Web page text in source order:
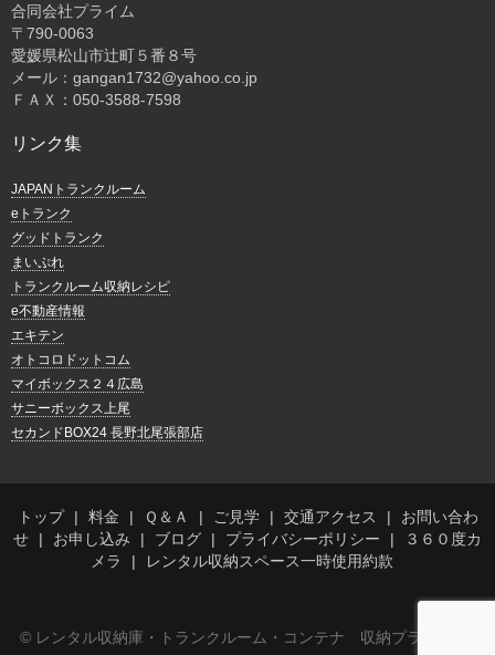
合同会社プライム
〒 790-0063
愛媛県松山市辻町５番８号
メール：gangan1732@yahoo.co.jp
ＦＡＸ：050-3588-7598
リンク集
JAPANトランクルーム
eトランク
グッドトランク
まいぷれ
トランクルーム収納レシピ
e不動産情報
エキテン
オトコロドットコム
マイボックス２４広島
サニーボックス上尾
セカンドBOX24 長野北尾張部店
トップ 料金 Ｑ＆Ａ ご見学 交通アクセス
お問い合わ
せ
お申し込み ブログ プライバシーポリシー
３６０度カ
メラ
レンタル収納スペース一時使用約款
© レンタル収納庫・トランクルーム・コンテナ 収納プラス萱町店